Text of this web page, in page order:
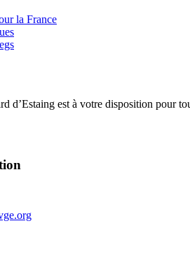
la France
d’Estaing est à votre disposition pour